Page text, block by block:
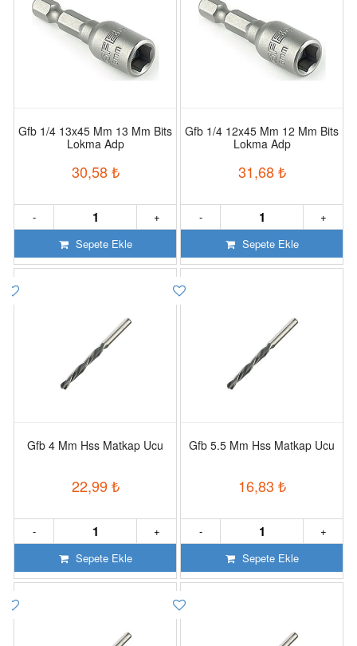
Gfb 1/4 13x45 Mm 13 Mm Bits
Lokma Adp
30,58₺
+
-
Sepete Ekle
Gfb 1/4 12x45 Mm 12 Mm Bits
Lokma Adp
31,68₺
+
-
Sepete Ekle
Gfb 4 Mm Hss Matkap Ucu
22,99₺
+
-
Sepete Ekle
Gfb 5.5 Mm Hss Matkap Ucu
16,83 ₺
+
-
Sepete Ekle